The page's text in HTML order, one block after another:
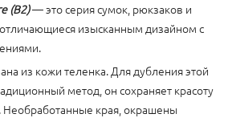
(B2)— это серия сумок, рюкзаков и
изысканным дизайном с
из кожи теленка. Для дубления этой
метод, он сохраняет красоту
края, окрашены